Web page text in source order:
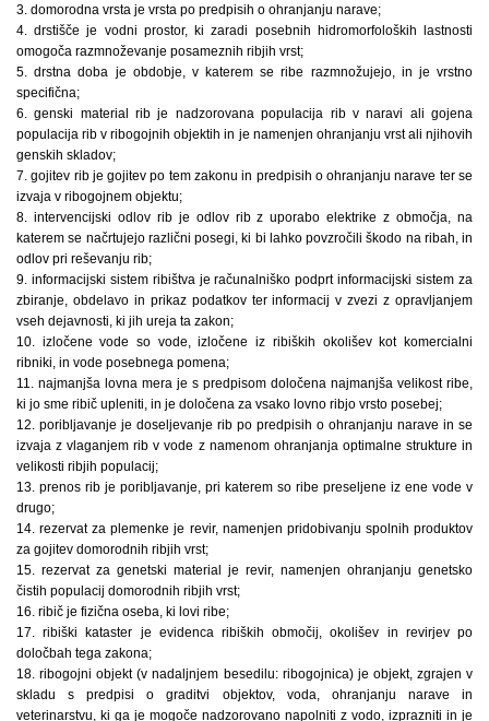
3. domorodna vrsta je vrsta po predpisih o ohranjanju narave;
4. drstišče je vodni prostor, ki zaradi posebnih hidromorfoloških lastnosti
omogoča razmnoževanje posameznih ribjih vrst;
5. drstna doba je obdobje, v katerem se ribe razmnožujejo, in je vrstno
specifična;
6. genski material rib je nadzorovana populacija rib v naravi ali gojena
populacija rib v ribogojnih objektih in je namenjen ohranjanju vrst ali njihovih
genskih skladov;
7. gojitev rib je gojitev po tem zakonu in predpisih o ohranjanju narave ter se
izvaja v ribogojnem objektu;
8. intervencijski odlov rib je odlov rib z uporabo elektrike z območja, na
katerem se načrtujejo različni posegi, ki bi lahko povzročili škodo na ribah, in
odlov pri reševanju rib;
9. informacijski sistem ribištva je računalniško podprt informacijski sistem za
zbiranje, obdelavo in prikaz podatkov ter informacij v zvezi z opravljanjem
vseh dejavnosti, ki jih ureja ta zakon;
10. izločene vode so vode, izločene iz ribiških okolišev kot komercialni
ribniki, in vode posebnega pomena;
11. najmanjša lovna mera je s predpisom določena najmanjša velikost ribe,
ki jo sme ribič upleniti, in je določena za vsako lovno ribjo vrsto posebej;
12. poribljavanje je doseljevanje rib po predpisih o ohranjanju narave in se
izvaja z vlaganjem rib v vode z namenom ohranjanja optimalne strukture in
velikosti ribjih populacij;
13. prenos rib je poribljavanje, pri katerem so ribe preseljene iz ene vode v
drugo;
14. rezervat za plemenke je revir, namenjen pridobivanju spolnih produktov
za gojitev domorodnih ribjih vrst;
15. rezervat za genetski material je revir, namenjen ohranjanju genetsko
čistih populacij domorodnih ribjih vrst;
16. ribič je fizična oseba, ki lovi ribe;
17. ribiški kataster je evidenca ribiških območij, okolišev in revirjev po
določbah tega zakona;
18. ribogojni objekt (v nadaljnjem besedilu: ribogojnica) je objekt, zgrajen v
skladu s predpisi o graditvi objektov, voda, ohranjanju narave in
veterinarstvu, ki ga je mogoče nadzorovano napolniti z vodo, izprazniti in je